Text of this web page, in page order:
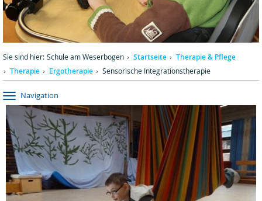
Sie sind hier: Schule am Weserbogen Startseite
Therapie & Pflege
Therapie
Ergotherapie Sensorische Integrationstherapie
Navigation